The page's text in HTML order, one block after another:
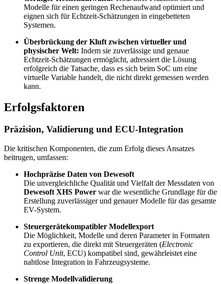
Modelle für einen geringen Rechenaufwand optimiert und
eignen sich für Echtzeit-Schätzungen in eingebetteten
Systemen.
Überbrückung der Kluft zwischen virtueller und
physischer Welt: Indem sie zuverlässige und genaue
Echtzeit-Schätzungen ermöglicht, adressiert die Lösung
erfolgreich die Tatsache, dass es sich beim SoC um eine
virtuelle Variable handelt, die nicht direkt gemessen werden
kann.
Erfolgsfaktoren
Präzision, Validierung und ECU-Integration
Die kritischen Komponenten, die zum Erfolg dieses Ansatzes
beitrugen, umfassen:
Hochpräzise Daten von Dewesoft
Die unvergleichliche Qualität und Vielfalt der Messdaten von
Dewesoft XHS Power war die wesentliche Grundlage für die
Erstellung zuverlässiger und genauer Modelle für das gesamte
EV-System.
Steuergerätekompatibler Modellexport
Die Möglichkeit, Modelle und deren Parameter in Formaten
zu exportieren, die direkt mit Steuergeräten (Electronic
Control Unit, ECU) kompatibel sind, gewährleistet eine
nahtlose Integration in Fahrzeugsysteme.
Strenge Modellvalidierung